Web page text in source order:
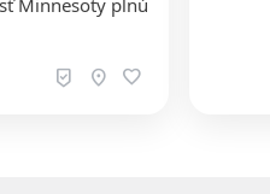
beenhere location_on favorite